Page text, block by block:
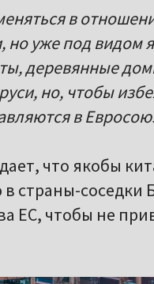
в
но уже под видом
деревянные
но, чтобы
в
что якобы
страны-соседки
ЕС, чтобы не